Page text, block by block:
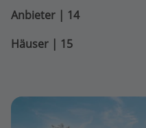
Anbieter | 14
Häuser | 15